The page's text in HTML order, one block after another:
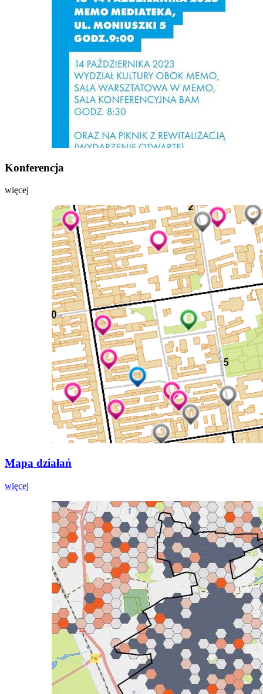
Konferencja
więcej
Mapa działań
więcej